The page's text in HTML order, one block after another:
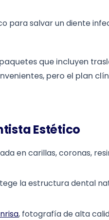
para salvar un diente
que incluyen
pero el plan
Estético
en carillas, coronas,
la estructura dental
, fotografía de alta